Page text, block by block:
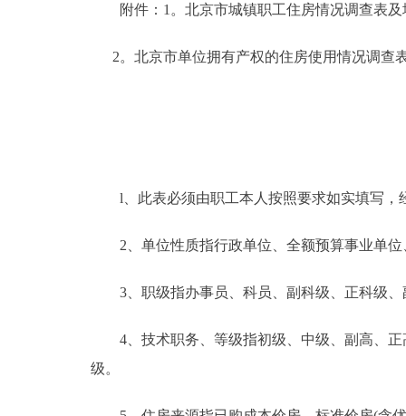
附件：1。北京市城镇职工住房情况调查
2。北京市单位拥有产权的住房使用情况调查
l、此表必须由职工本人按照要求如实填写，
2、单位性质指行政单位、全额预算事业单位
3、职级指办事员、科员、副科级、正科级、
4、技术职务、等级指初级、中级、副高、正
级。